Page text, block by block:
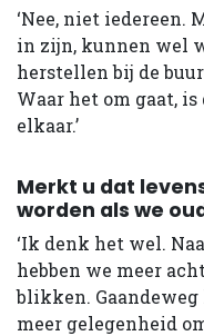
‘Nee, niet iedereen.
in zijn, kunnen wel
herstellen bij de
Waar het om gaat,
elkaar.’
Merkt u dat
worden als we
‘Ik denk het wel.
hebben we meer
blikken.
meer gelegenheid